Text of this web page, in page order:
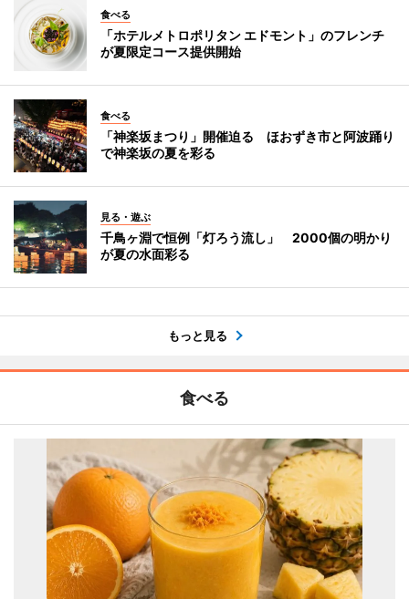
食べる
「ホテルメトロポリタン エドモント」のフレンチ
が夏限定コース提供開始
食べる
「神楽坂まつり」開催迫る ほおずき市と阿波踊り
で神楽坂の夏を彩る
見る・遊ぶ
千鳥ヶ淵で恒例「灯ろう流し」 2000個の明かり
が夏の水面彩る
もっと見る
食べる